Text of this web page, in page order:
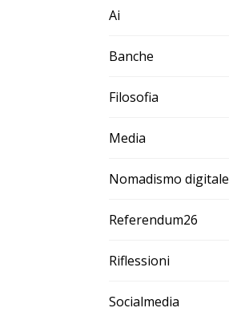
Ai
Banche
Filosofia
Media
Nomadismo digitale
Referendum26
Riflessioni
Socialmedia